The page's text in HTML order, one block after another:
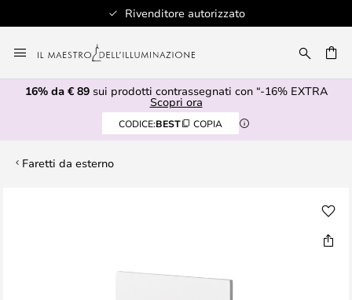
Rivenditore autorizzato
al
contenuto
16% da € 89sui prodotti contrassegnati con “-16% EXTRA
Scopri ora
CODICE:BEST COPIA
Faretti da esterno